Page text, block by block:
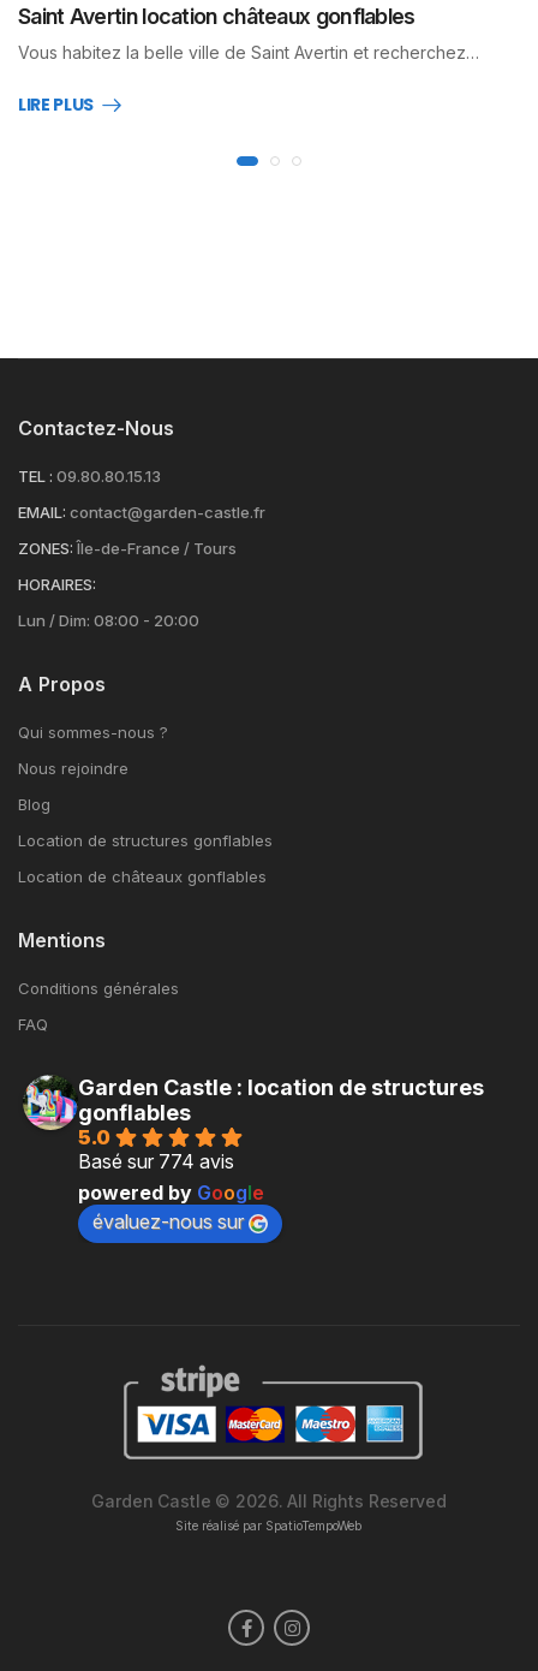
Saint Avertin location châteaux gonflables
Vous habitez la belle ville de Saint Avertin et recherchez…
LIRE PLUS
Contactez-Nous
TEL : 09.80.80.15.13
EMAIL: contact@garden-castle.fr
ZONES: Île-de-France / Tours
HORAIRES:
Lun / Dim: 08:00 - 20:00
A Propos
Qui sommes-nous ?
Nous rejoindre
Blog
Location de structures gonflables
Location de châteaux gonflables
Mentions
Conditions générales
FAQ
Garden Castle : location de structures
gonflables
5.0
Basé sur 774 avis
powered by Google
évaluez-nous sur
Garden Castle © 2026. All Rights Reserved
Site réalisé par SpatioTempoWeb